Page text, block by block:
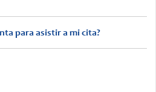
para asistir a mi cita?